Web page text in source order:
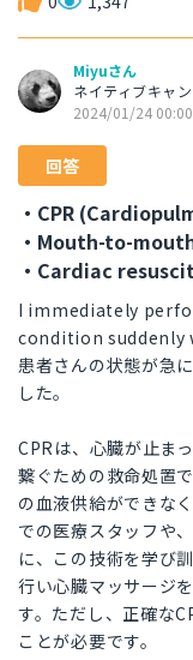
Miyuさん
ネイティブキャ
2024/01/24 00:00
回答
・CPR
・Mouth-to-
・Cardiac
I immediately
condition suddenly
患者さんの状態が急
した。
CPRは、心臓が止ま
繋ぐための救命処置
の血液供給ができな
での医療スタッフや
に、この技術を学び
行い心臓マッサージ
す。ただし、正確な
ことが必要です。